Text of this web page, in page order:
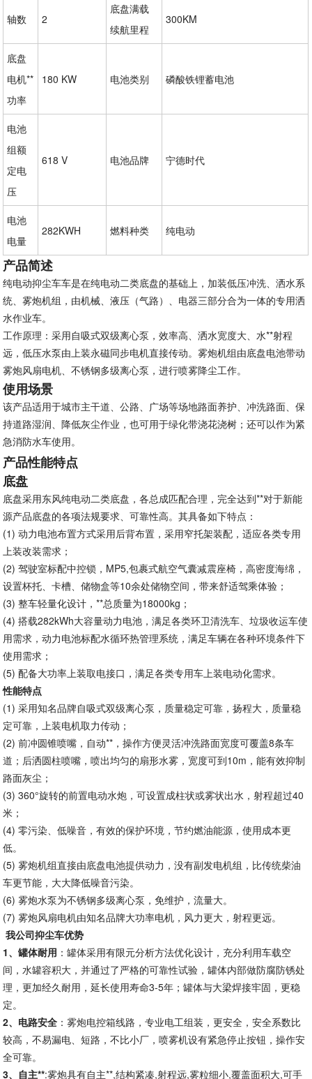
轴数 2
底盘满载
续航里程
300KM
底盘
电机**
功率
180 KW 电池类别 磷酸铁锂蓄电池
电池
组额
定电
压
618 V 电池品牌 宁德时代
电池
电量
282KWH 燃料种类 纯电动
产品简述
纯电动抑尘车车是在纯电动二类底盘的基础上，加装低压冲洗、洒水系
统、雾炮机组，由机械、液压（气路）、电器三部分合为一体的专用洒
水作业车。
工作原理：采用自吸式双级离心泵，效率高、洒水宽度大、水**射程
远，低压水泵由上装永磁同步电机直接传动。雾炮机组由底盘电池带动
雾炮风扇电机、不锈钢多级离心泵，进行喷雾降尘工作。
使用场景
该产品适用于城市主干道、公路、广场等场地路面养护、冲洗路面、保
持道路湿润、降低灰尘作业，也可用于绿化带浇花浇树；还可以作为紧
急消防水车使用。
产品性能特点
底盘
底盘采用东风纯电动二类底盘，各总成匹配合理，完全达到**对于新能
源产品底盘的各项法规要求、可靠性高。其具备如下特点：
(1)动力电池布置方式采用后背布置，采用窄托架装配，适应各类专用
上装改装需求；
(2)驾驶室标配中控锁，MP5,包裹式航空气囊减震座椅，高密度海绵，
设置杯托、卡槽、储物盒等10余处储物空间，带来舒适驾乘体验；
(3)整车轻量化设计，**总质量为18000kg；
(4)搭载282kWh大容量动力电池，满足各类环卫清洗车、垃圾收运车使
用需求，动力电池标配水循环热管理系统，满足车辆在各种环境条件下
使用需求；
(5)配备大功率上装取电接口，满足各类专用车上装电动化需求。
性能特点
(1)采用知名品牌自吸式双级离心泵，质量稳定可靠，扬程大，质量稳
定可靠，上装电机取力传动；
(2)前冲圆锥喷嘴，自动**，操作方便灵活冲洗路面宽度可覆盖8条车
道；后洒圆柱喷嘴，喷出均匀的扇形水雾，宽度可到10m，能有效抑制
路面灰尘；
(3)360°旋转的前置电动水炮，可设置成柱状或雾状出水，射程超过40
米；
(4)零污染、低噪音，有效的保护环境，节约燃油能源，使用成本更
低。
(5)雾炮机组直接由底盘电池提供动力，没有副发电机组，比传统柴油
车更节能，大大降低噪音污染。
(6)雾炮水泵为不锈钢多级离心泵，免维护，流量大。
(7)雾炮风扇电机由知名品牌大功率电机，风力更大，射程更远。
我公司抑尘车优势
1、罐体耐用 ：罐体采用有限元分析方法优化设计，充分利用车载空
间，水罐容积大，并通过了严格的可靠性试验，罐体内部做防腐防锈处
理，更加经久耐用，延长使用寿命3-5年；罐体与大梁焊接牢固，更稳
定。
2、电路安全 ：雾炮电控箱线路，专业电工组装，更安全，安全系数比
较高，不易漏电、短路，不比小厂，喷雾机设有紧急停止按钮，操作安
全可靠。
3、自主**:雾炮具有自主**,结构紧凑,射程远,雾粒细小,覆盖面积大,可手